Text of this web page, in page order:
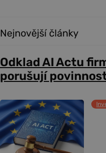
Nejnovější články
Odklad AI Actu
porušují